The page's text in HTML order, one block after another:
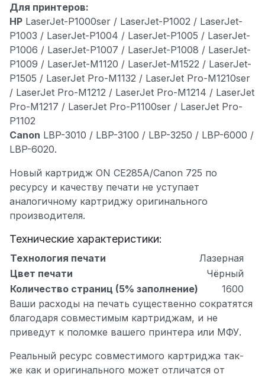
Для принтеров:
HP LaserJet-P1000ser / LaserJet-P1002 / LaserJet-
P1003 / LaserJet-P1004 / LaserJet-P1005 / LaserJet-
P1006 / LaserJet-P1007 / LaserJet-P1008 / LaserJet-
P1009 / LaserJet-M1120 / LaserJet-M1522 / LaserJet-
P1505 / LaserJet Pro-M1132 / LaserJet Pro-M1210ser
/ LaserJet Pro-M1212 / LaserJet Pro-M1214 / LaserJet
Pro-M1217 / LaserJet Pro-P1100ser / LaserJet Pro-
P1102
Canon LBP-3010 / LBP-3100 / LBP-3250 / LBP-6000 /
LBP-6020.
Новый картридж ON CE285A/Canon 725 по
ресурсу и качеству печати не уступает
аналогичному картриджу оригинального
производителя.
Технические характеристики:
Технология печати
Лазерная
Цвет печати
Чёрный
Количество страниц (5% заполнение)
1600
Ваши расходы на печать существенно сократятся
благодаря совместимым картриджам, и не
приведут к поломке вашего принтера или МФУ.
Реальный ресурс совместимого картриджа так-
же как и оригинального может отличатся от